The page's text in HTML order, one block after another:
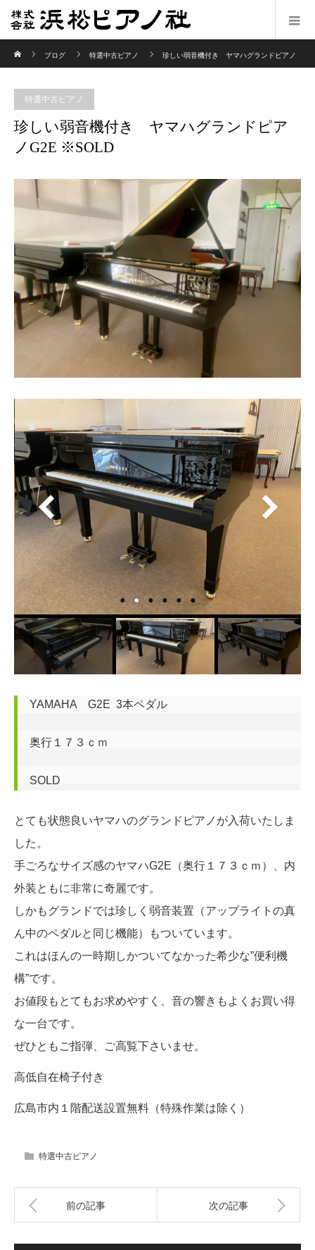
ブログ
特選中古ピアノ 珍しい弱音機付き ヤマハグランドピアノ
特選中古ピアノ
珍しい弱音機付き ヤマハグランドピア
ノG2E ※SOLD
YAMAHA　G2E  3本ペダル
奥行１７３ｃｍ
SOLD
とても状態良いヤマハのグランドピアノが入荷いたしま
した。
手ごろなサイズ感のヤマハG2E（奥行１７３ｃｍ）、内
外装ともに非常に奇麗です。
しかもグランドでは珍しく弱音装置（アップライトの真
ん中のペダルと同じ機能）もついています。
これはほんの一時期しかついてなかった希少な”便利機
構”です。
お値段もとてもお求めやすく、音の響きもよくお買い得
な一台です。
ぜひともご指弾、ご高覧下さいませ。
高低自在椅子付き
広島市内１階配送設置無料（特殊作業は除く）
特選中古ピアノ
前の記事 次の記事